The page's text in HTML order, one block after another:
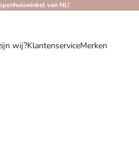
van NL!
wij?KlantenserviceMerken